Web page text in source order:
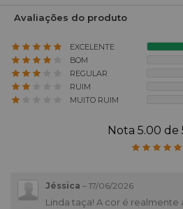
e cristal tenham sido
parte de baixo no
Caso a peça de cristal
você pode realizar a
solução composta de
água com álcool,
Avaliações do produto
EXCELENTE
BOM
REGULAR
RUIM
MUITO RUIM
Nota 5.00 de
Jéssica – 17/06/2026
Linda taça! A cor é realmente